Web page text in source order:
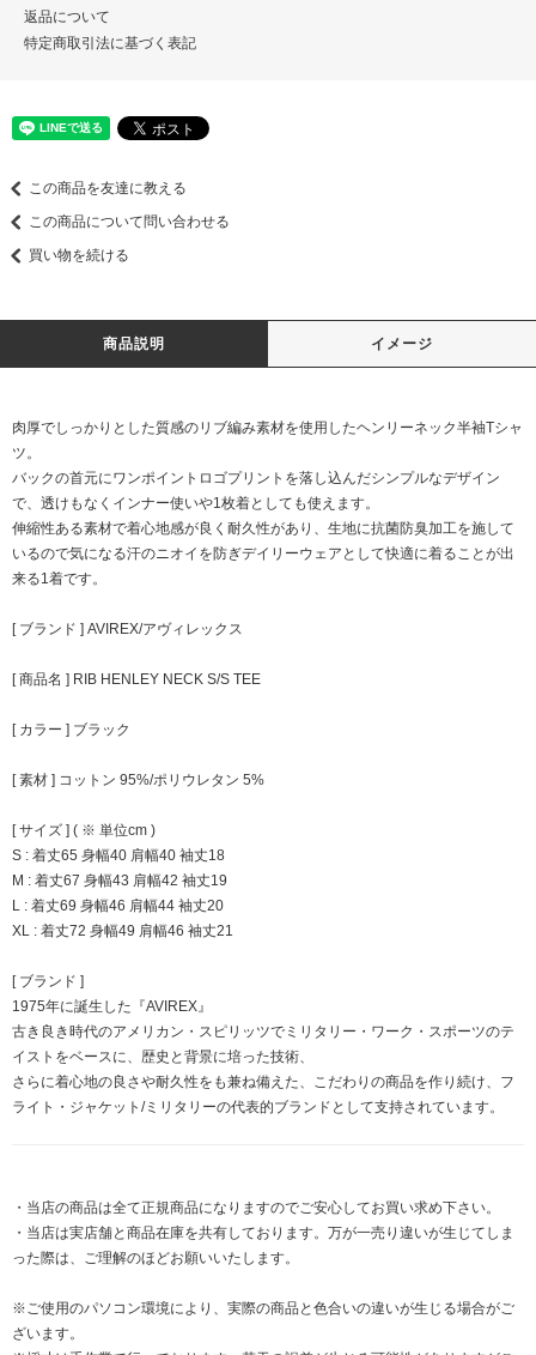
返品について
特定商取引法に基づく表記
この商品を友達に教える
この商品について問い合わせる
買い物を続ける
商品説明 イメージ
肉厚でしっかりとした質感のリブ編み素材を使用したヘンリーネック半袖Tシャ
ツ。
バックの首元にワンポイントロゴプリントを落し込んだシンプルなデザイン
で、透けもなくインナー使いや1枚着としても使えます。
伸縮性ある素材で着心地感が良く耐久性があり、生地に抗菌防臭加工を施して
いるので気になる汗のニオイを防ぎデイリーウェアとして快適に着ることが出
来る1着です。
[ ブランド ] AVIREX/アヴィレックス
[ 商品名 ] RIB HENLEY NECK S/S TEE
[ カラー ] ブラック
[ 素材 ] コットン 95%/ポリウレタン 5%
[ サイズ ] ( ※ 単位cm )
S : 着丈65 身幅40 肩幅40 袖丈18
M : 着丈67 身幅43 肩幅42 袖丈19
L : 着丈69 身幅46 肩幅44 袖丈20
XL : 着丈72 身幅49 肩幅46 袖丈21
[ ブランド ]
1975年に誕生した『AVIREX』
古き良き時代のアメリカン・スピリッツでミリタリー・ワーク・スポーツのテ
イストをベースに、歴史と背景に培った技術、
さらに着心地の良さや耐久性をも兼ね備えた、こだわりの商品を作り続け、フ
ライト・ジャケット/ミリタリーの代表的ブランドとして支持されています。
・当店の商品は全て正規商品になりますのでご安心してお買い求め下さい。
・当店は実店舗と商品在庫を共有しております。万が一売り違いが生じてしま
った際は、ご理解のほどお願いいたします。
※ご使用のパソコン環境により、実際の商品と色合いの違いが生じる場合がご
ざいます。